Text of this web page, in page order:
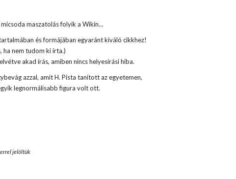
micsoda maszatolás folyik a Wikin…
és formájában egyaránt kiváló cikkhez!
ha nem tudom ki írta.)
akad írás, amiben nincs helyesírási hiba.
azzal, amit H. Pista tanított az egyetemen,
legnormálisabb figura volt ott.
jelöltük